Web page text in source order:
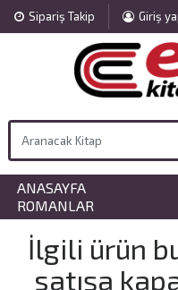
Sipariş Takip Giriş
ANASAYFA
ROMANLAR
İlgili ürün
satışa